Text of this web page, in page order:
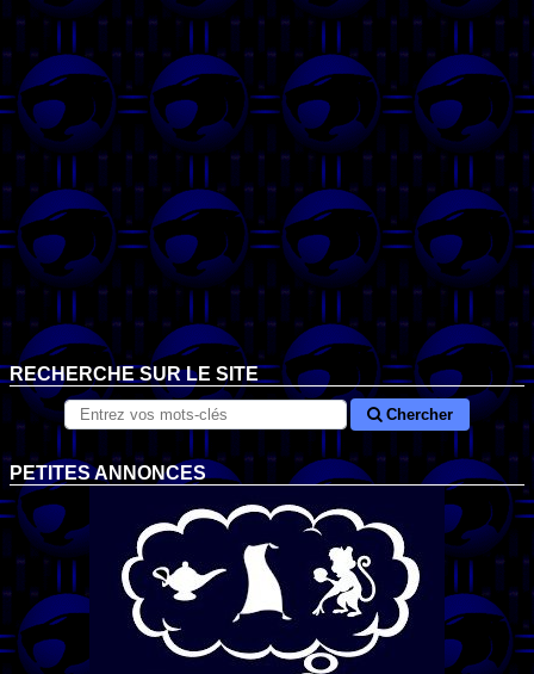
RECHERCHE SUR LE SITE
Chercher
PETITES ANNONCES